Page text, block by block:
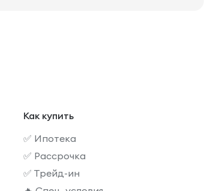
Как купить
✅ Ипотека
✅ Рассрочка
✅ Трейд-ин